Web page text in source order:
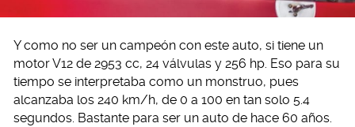
Y como no ser un campeón con este auto, si tiene un
motor V12 de 2953 cc, 24 válvulas y 256 hp. Eso para su
tiempo se interpretaba como un monstruo, pues
alcanzaba los 240 km/h, de 0 a 100 en tan solo 5.4
segundos. Bastante para ser un auto de hace 60 años.